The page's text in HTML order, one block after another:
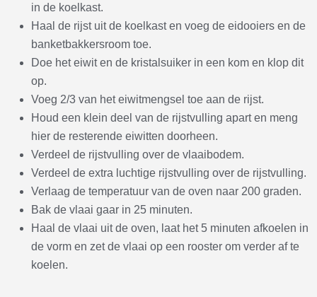
in de koelkast.
Haal de rijst uit de koelkast en voeg de eidooiers en de
banketbakkersroom toe.
Doe het eiwit en de kristalsuiker in een kom en klop dit
op.
Voeg 2/3 van het eiwitmengsel toe aan de rijst.
Houd een klein deel van de rijstvulling apart en meng
hier de resterende eiwitten doorheen.
Verdeel de rijstvulling over de vlaaibodem.
Verdeel de extra luchtige rijstvulling over de rijstvulling.
Verlaag de temperatuur van de oven naar 200 graden.
Bak de vlaai gaar in 25 minuten.
Haal de vlaai uit de oven, laat het 5 minuten afkoelen in
de vorm en zet de vlaai op een rooster om verder af te
koelen.